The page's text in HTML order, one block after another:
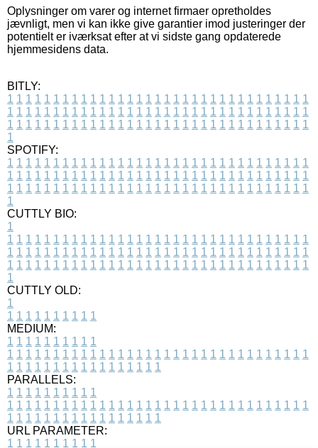
Oplysninger om varer og internet firmaer opretholdes
jævnligt, men vi kan ikke give garantier imod justeringer der
potentielt er iværksat efter at vi sidste gang opdaterede
hjemmesidens data.
BITLY:
1 1 1 1 1 1 1 1 1 1 1 1 1 1 1 1 1 1 1 1 1 1 1 1 1 1 1 1 1 1 1 1 1
1 1 1 1 1 1 1 1 1 1 1 1 1 1 1 1 1 1 1 1 1 1 1 1 1 1 1 1 1 1 1 1 1
1 1 1 1 1 1 1 1 1 1 1 1 1 1 1 1 1 1 1 1 1 1 1 1 1 1 1 1 1 1 1 1 1
1
SPOTIFY:
1 1 1 1 1 1 1 1 1 1 1 1 1 1 1 1 1 1 1 1 1 1 1 1 1 1 1 1 1 1 1 1 1
1 1 1 1 1 1 1 1 1 1 1 1 1 1 1 1 1 1 1 1 1 1 1 1 1 1 1 1 1 1 1 1 1
1 1 1 1 1 1 1 1 1 1 1 1 1 1 1 1 1 1 1 1 1 1 1 1 1 1 1 1 1 1 1 1 1
1
CUTTLY BIO:
1
1 1 1 1 1 1 1 1 1 1 1 1 1 1 1 1 1 1 1 1 1 1 1 1 1 1 1 1 1 1 1 1 1
1 1 1 1 1 1 1 1 1 1 1 1 1 1 1 1 1 1 1 1 1 1 1 1 1 1 1 1 1 1 1 1 1
1 1 1 1 1 1 1 1 1 1 1 1 1 1 1 1 1 1 1 1 1 1 1 1 1 1 1 1 1 1 1 1 1
1
CUTTLY OLD:
1
1 1 1 1 1 1 1 1 1 1
MEDIUM:
1 1 1 1 1 1 1 1 1 1
1 1 1 1 1 1 1 1 1 1 1 1 1 1 1 1 1 1 1 1 1 1 1 1 1 1 1 1 1 1 1 1 1
1 1 1 1 1 1 1 1 1 1 1 1 1 1 1 1 1
PARALLELS:
1 1 1 1 1 1 1 1 1 1
1 1 1 1 1 1 1 1 1 1 1 1 1 1 1 1 1 1 1 1 1 1 1 1 1 1 1 1 1 1 1 1 1
1 1 1 1 1 1 1 1 1 1 1 1 1 1 1 1 1
URL PARAMETER:
1 1 1 1 1 1 1 1 1 1